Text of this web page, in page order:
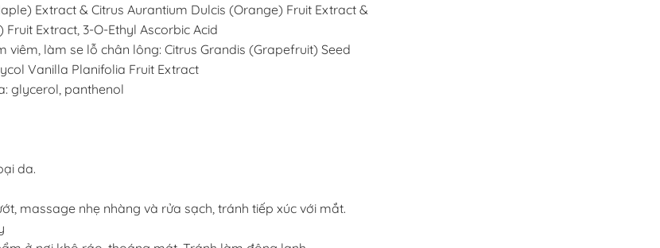
Extract & Citrus Aurantium Dulcis (Orange) Fruit Extract &
Extract, 3-O-Ethyl Ascorbic Acid
viêm, làm se lỗ chân lông: Citrus Grandis (Grapefruit) Seed
Vanilla Planifolia Fruit Extract
glycerol, panthenol
da.
massage nhẹ nhàng và rửa sạch, tránh tiếp xúc với mắt.